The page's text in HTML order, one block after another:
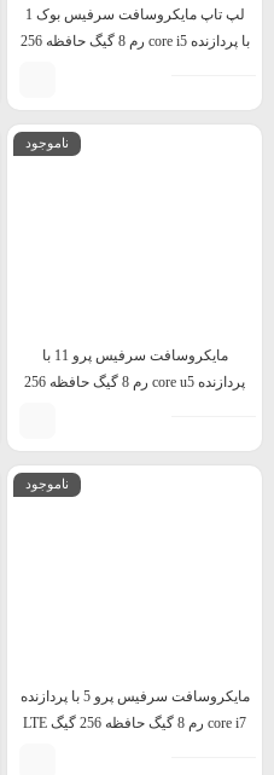
لپ تاپ مایکروسافت سرفیس بوک 1
با پردازنده core i5 رم 8 گیگ حافظه 256
ناموجود
مایکروسافت سرفیس پرو 11 با
پردازنده core u5 رم 8 گیگ حافظه 256
ناموجود
مایکروسافت سرفیس پرو 5 با پردازنده
core i7 رم 8 گیگ حافظه 256 گیگ LTE